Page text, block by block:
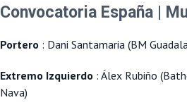
Convocatoria España |
Portero : Dani Santamaria (BM
Extremo Izquierdo : Álex Rubiño
Nava)